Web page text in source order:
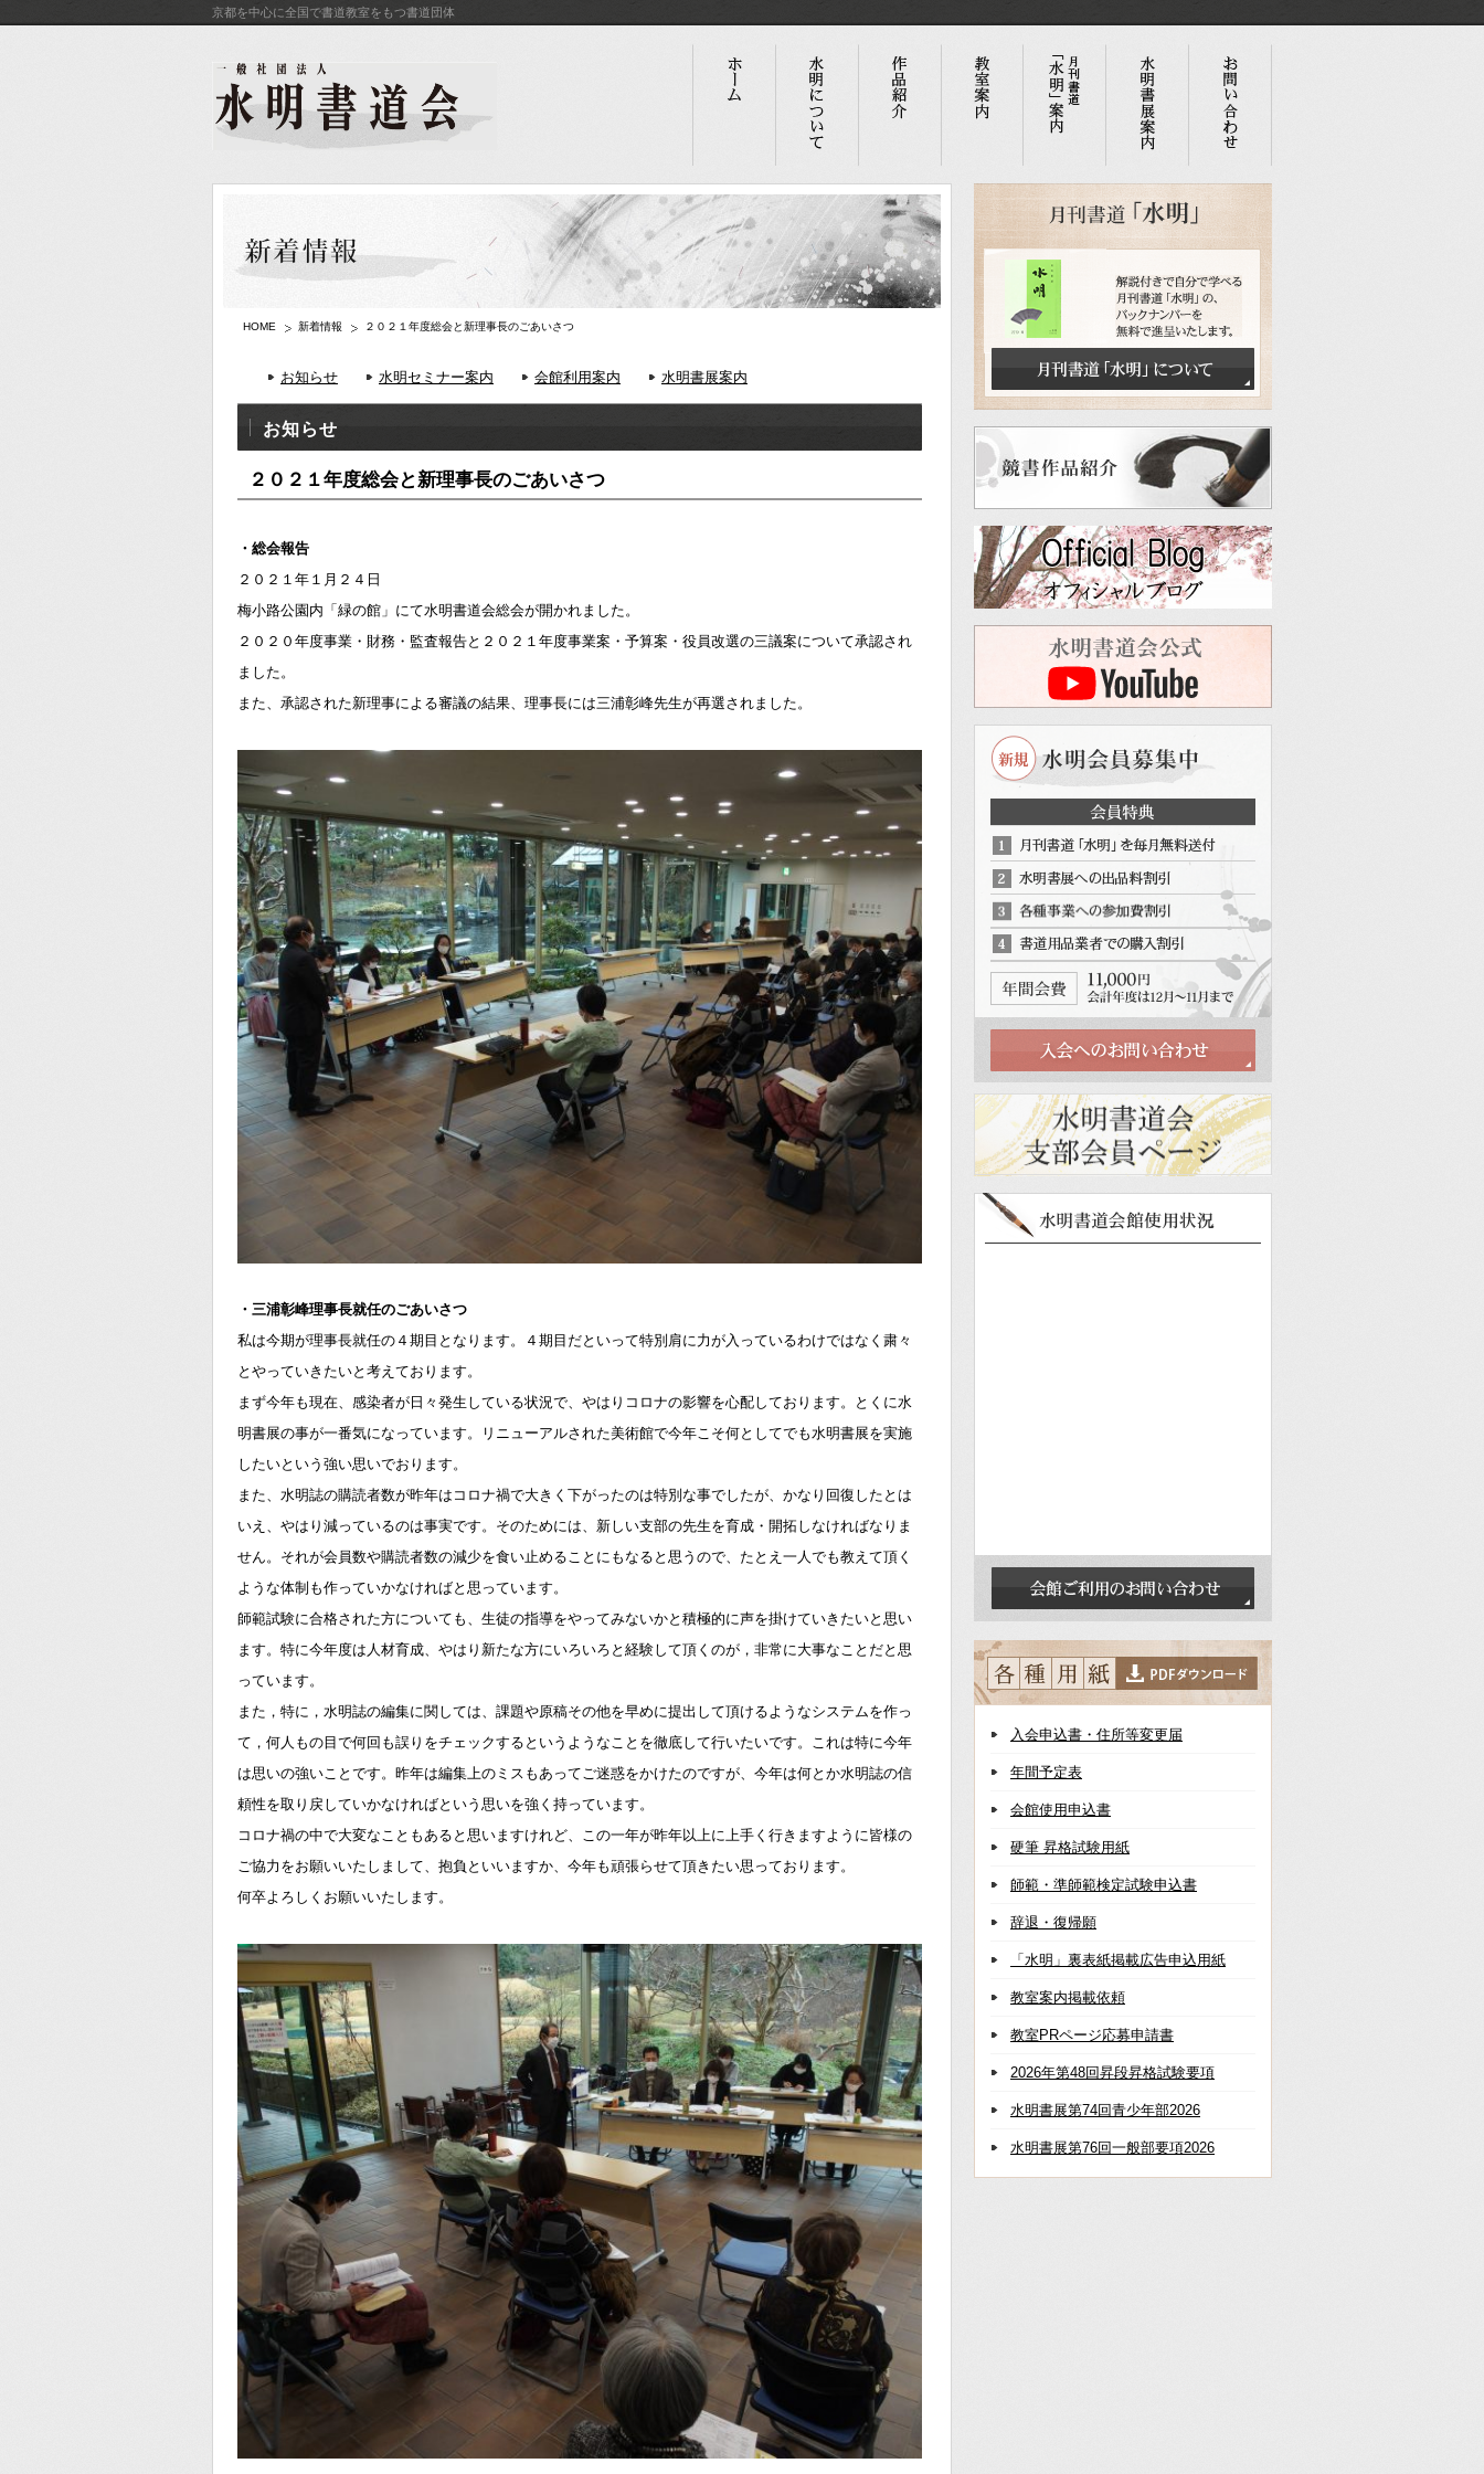
京都を中心に全国で書道教室をもつ書道団体
HOME 新着情報 ２０２１年度総会と新理事長のごあいさつ
お知らせ 水明セミナー案内 会館利用案内 水明書展案内
お知らせ
２０２１年度総会と新理事長のごあいさつ
・総会報告
２０２１年１月２４日
梅小路公園内「緑の館」にて水明書道会総会が開かれました。
２０２０年度事業・財務・監査報告と２０２１年度事業案・予算案・役員改選の三議案について承認され
ました。
また、承認された新理事による審議の結果、理事長には三浦彰峰先生が再選されました。
・三浦彰峰理事長就任のごあいさつ
私は今期が理事長就任の４期目となります。４期目だといって特別肩に力が入っているわけではなく粛々
とやっていきたいと考えております。
まず今年も現在、感染者が日々発生している状況で、やはりコロナの影響を心配しております。とくに水
明書展の事が一番気になっています。リニューアルされた美術館で今年こそ何としてでも水明書展を実施
したいという強い思いでおります。
また、水明誌の購読者数が昨年はコロナ禍で大きく下がったのは特別な事でしたが、かなり回復したとは
いえ、やはり減っているのは事実です。そのためには、新しい支部の先生を育成・開拓しなければなりま
せん。それが会員数や購読者数の減少を食い止めることにもなると思うので、たとえ一人でも教えて頂く
ような体制も作っていかなければと思っています。
師範試験に合格された方についても、生徒の指導をやってみないかと積極的に声を掛けていきたいと思い
ます。特に今年度は人材育成、やはり新たな方にいろいろと経験して頂くのが，非常に大事なことだと思
っています。
また，特に，水明誌の編集に関しては、課題や原稿その他を早めに提出して頂けるようなシステムを作っ
て，何人もの目で何回も誤りをチェックするというようなことを徹底して行いたいです。これは特に今年
は思いの強いことです。昨年は編集上のミスもあってご迷惑をかけたのですが、今年は何とか水明誌の信
頼性を取り戻していかなければという思いを強く持っています。
コロナ禍の中で大変なこともあると思いますけれど、この一年が昨年以上に上手く行きますように皆様の
ご協力をお願いいたしまして、抱負といいますか、今年も頑張らせて頂きたい思っております。
何卒よろしくお願いいたします。
入会申込書・住所等変更届
年間予定表
会館使用申込書
硬筆 昇格試験用紙
師範・準師範検定試験申込書
辞退・復帰願
「水明」裏表紙掲載広告申込用紙
教室案内掲載依頼
教室PRページ応募申請書
2026年第48回昇段昇格試験要項
水明書展第74回青少年部2026
水明書展第76回一般部要項2026